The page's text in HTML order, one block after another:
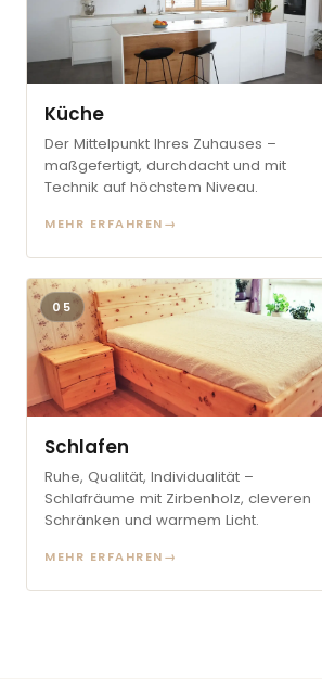
Küche
Der Mittelpunkt Ihres Zuhauses –
maßgefertigt, durchdacht und mit
Technik auf höchstem Niveau.
MEHR ERFAHREN→
05
Schlafen
Ruhe, Qualität, Individualität –
Schlafräume mit Zirbenholz, cleveren
Schränken und warmem Licht.
MEHR ERFAHREN→